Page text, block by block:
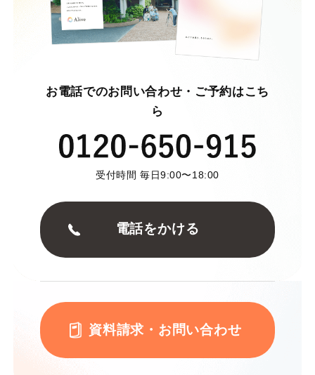
お電話でのお問い合わせ・ご予約はこち
ら
受付時間 毎日9:00〜18:00
電話をかける
資料請求・お問い合わせ